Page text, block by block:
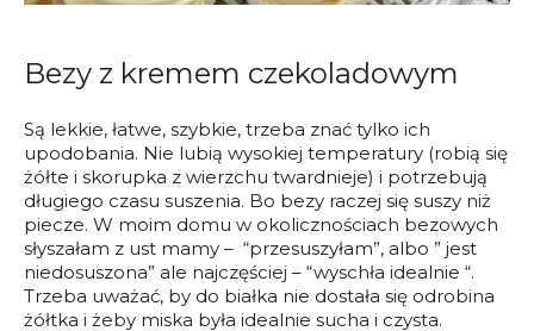
Bezy z kremem czekoladowym
Są lekkie, łatwe, szybkie, trzeba znać tylko ich
upodobania. Nie lubią wysokiej temperatury (robią się
żółte i skorupka z wierzchu twardnieje) i potrzebują
długiego czasu suszenia. Bo bezy raczej się suszy niż
piecze. W moim domu w okolicznościach bezowych
słyszałam z ust mamy – “przesuszyłam”, albo ” jest
niedosuszona” ale najczęściej – “wyschła idealnie “.
Trzeba uważać, by do białka nie dostała się odrobina
żółtka i żeby miska była idealnie sucha i czysta.